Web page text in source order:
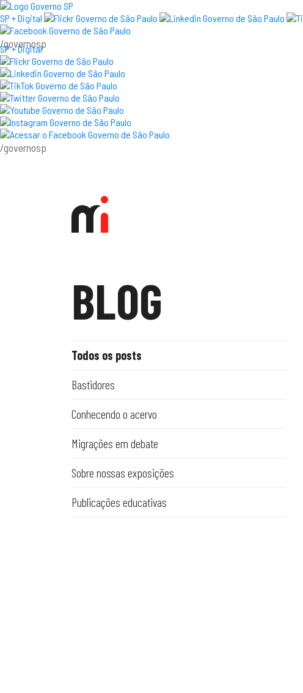
SP + Digital
/governosp
SP + Digital
/governosp
BLOG
Todos os posts
Bastidores
Conhecendo o acervo
Migrações em debate
Sobre nossas exposições
Publicações educativas